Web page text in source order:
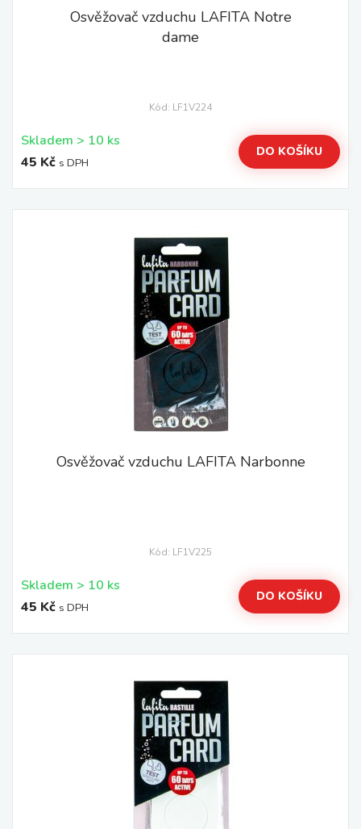
Osvěžovač vzduchu LAFITA Notre
dame
Kód: LF1V224
Skladem > 10 ks
45 Kč s DPH
DO KOŠÍKU
Osvěžovač vzduchu LAFITA Narbonne
Kód: LF1V225
Skladem > 10 ks
45 Kč s DPH
DO KOŠÍKU